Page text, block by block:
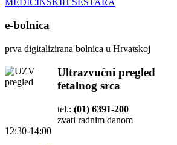
e-bolnica
prva digitalizirana bolnica u Hrvatskoj
Ultrazvučni pregled
fetalnog srca
tel.: (01) 6391-200
zvati radnim danom
12:30-14:00